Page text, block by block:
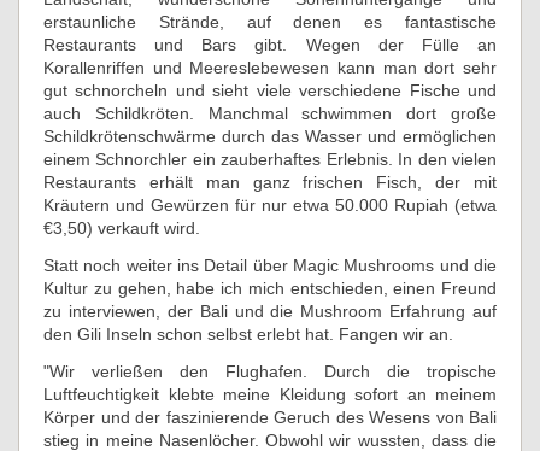
erstaunliche Strände, auf denen es fantastische
Restaurants und Bars gibt. Wegen der Fülle an
Korallenriffen und Meereslebewesen kann man dort sehr
gut schnorcheln und sieht viele verschiedene Fische und
auch Schildkröten. Manchmal schwimmen dort große
Schildkrötenschwärme durch das Wasser und ermöglichen
einem Schnorchler ein zauberhaftes Erlebnis. In den vielen
Restaurants erhält man ganz frischen Fisch, der mit
Kräutern und Gewürzen für nur etwa 50.000 Rupiah (etwa
€3,50) verkauft wird.
Statt noch weiter ins Detail über Magic Mushrooms und die
Kultur zu gehen, habe ich mich entschieden, einen Freund
zu interviewen, der Bali und die Mushroom Erfahrung auf
den Gili Inseln schon selbst erlebt hat. Fangen wir an.
"Wir verließen den Flughafen. Durch die tropische
Luftfeuchtigkeit klebte meine Kleidung sofort an meinem
Körper und der faszinierende Geruch des Wesens von Bali
stieg in meine Nasenlöcher. Obwohl wir wussten, dass die